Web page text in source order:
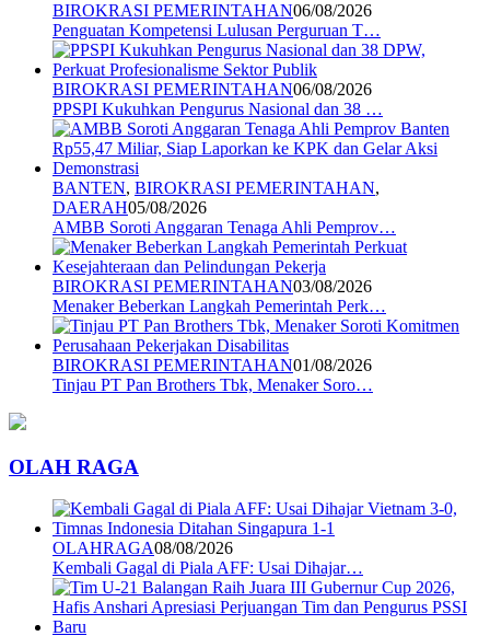
BIROKRASI PEMERINTAHAN06/08/2026
Penguatan Kompetensi Lulusan Perguruan T…
BIROKRASI PEMERINTAHAN06/08/2026
PPSPI Kukuhkan Pengurus Nasional dan 38 …
BANTEN, BIROKRASI PEMERINTAHAN,
DAERAH05/08/2026
AMBB Soroti Anggaran Tenaga Ahli Pemprov…
BIROKRASI PEMERINTAHAN03/08/2026
Menaker Beberkan Langkah Pemerintah Perk…
BIROKRASI PEMERINTAHAN01/08/2026
Tinjau PT Pan Brothers Tbk, Menaker Soro…
OLAH RAGA
OLAHRAGA08/08/2026
Kembali Gagal di Piala AFF: Usai Dihajar…